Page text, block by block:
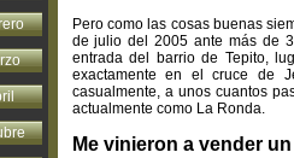
Pero como las cosas buenas
de julio del 2005 ante más de
entrada del barrio de Tepito,
exactamente en el cruce de
casualmente, a unos cuantos
actualmente como La Ronda.
Me vinieron a vender